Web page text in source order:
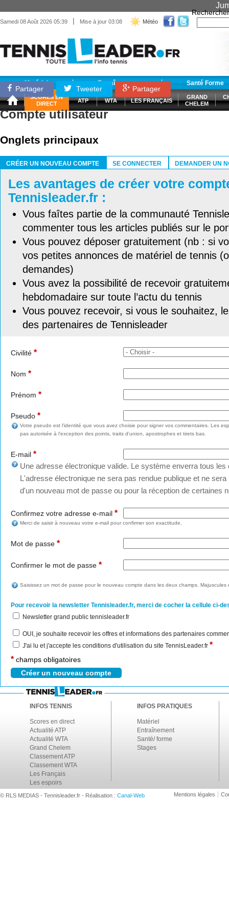
Samedi 08 Août 2026 05:39 | Mise à jour 03:08 Météo
Rechercher
Matériel Entraînement Santé Forme
SCORES EN
DIRECT
ATP WTA LES FRANÇAIS
GRAND
CHELEM
Partager Tweeter Partager
Compte utilisateur
Onglets principaux
CRÉER UN NOUVEAU COMPTE
SE CONNECTER DEMANDER UN
Les avantages de créer votre
Tennisleader.fr :
Vous faîtes partie de la communauté
commenter tous les articles publiés sur le
Vous pouvez déposer gratuitement (nb : si
vos petites annonces de matériel de tennis
demandes)
Vous avez la possibilité de recevoir
hebdomadaire sur toute l’actu du tennis
Vous pouvez recevoir, si vous le souhaitez,
des partenaires de Tennisleader
Civilité *
Nom *
Prénom *
Pseudo *
Votre pseudo est l'identité que vous avez choisie pour signer vos commentaires. Les
pas autorisée à l'exception des points, traits d'union, apostrophes et tirets bas.
E-mail *
Une adresse électronique valide. Le système enverra tous
L'adresse électronique ne sera pas rendue publique et ne
d'un nouveau mot de passe ou pour la réception de certaines
Confirmez votre adresse e-mail *
Merci de saisir à nouveau votre e-mail pour confirmer son exactitude.
Mot de passe *
Confirmer le mot de passe *
Saisissez un mot de passe pour le nouveau compte dans les deux champs. Majuscules
Pour recevoir la newsletter Tennisleader.fr, merci de cocher la cellule ci-
Newsletter grand public tennisleader.fr
OUI, je souhaite recevoir les offres et informations des partenaires
J'ai lu et j'accepte les conditions d'utilisation du site TennisLeader.fr *
* champs obligatoires
INFOS TENNIS
Scores en direct
Actualité ATP
Actualité WTA
Grand Chelem
Classement ATP
Classement WTA
Les Français
Les espoirs
INFOS PRATIQUES
Matériel
Entraînement
Santé/ forme
Stages
© RLS MEDIAS - Tennisleader.fr - Réalisation : Canal-Web Mentions légales